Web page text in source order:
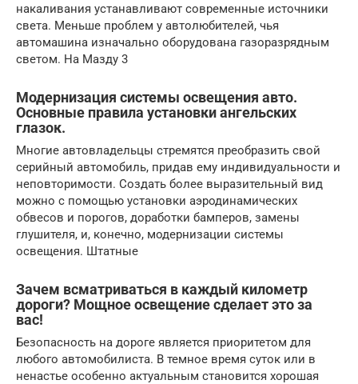
накаливания устанавливают современные источники
света. Меньше проблем у автолюбителей, чья
автомашина изначально оборудована газоразрядным
светом. На Мазду 3
Модернизация системы освещения авто.
Основные правила установки ангельских
глазок.
Многие автовладельцы стремятся преобразить свой
серийный автомобиль, придав ему индивидуальности и
неповторимости. Создать более выразительный вид
можно с помощью установки аэродинамических
обвесов и порогов, доработки бамперов, замены
глушителя, и, конечно, модернизации системы
освещения. Штатные
Зачем всматриваться в каждый километр
дороги? Мощное освещение сделает это за
вас!
Безопасность на дороге является приоритетом для
любого автомобилиста. В темное время суток или в
ненастье особенно актуальным становится хорошая